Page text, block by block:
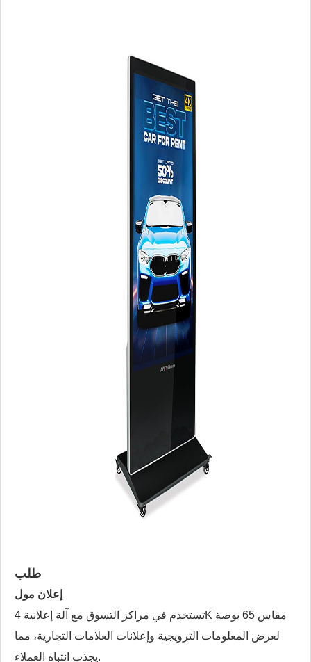
طلب
إعلان مول
تستخدم في مراكز التسوق مع آلة إعلانية 4K مقاس 65 بوصة
لعرض المعلومات الترويجية وإعلانات العلامات التجارية، مما
يجذب انتباه العملاء.